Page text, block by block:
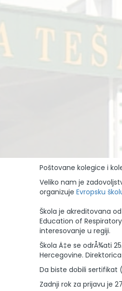
Poštovane kolegice i
Veliko nam je
organizuje Evropsku
Škola je akreditovana
Education of
interesovanje u regiji.
Škola Ä‡e se odrÅ¾ati
Hercegovine.
Da biste dobili sertifikat
Zadnji rok za prijavu je